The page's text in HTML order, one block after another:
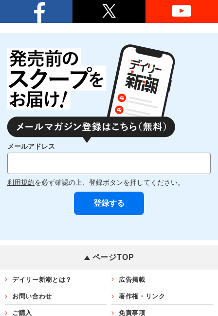
メールアドレス
利用規約を必ず確認の上、登録ボタンを押してください。
ページTOP
デイリー新潮とは？ 広告掲載
お問い合わせ 著作権・リンク
ご購入 免責事項